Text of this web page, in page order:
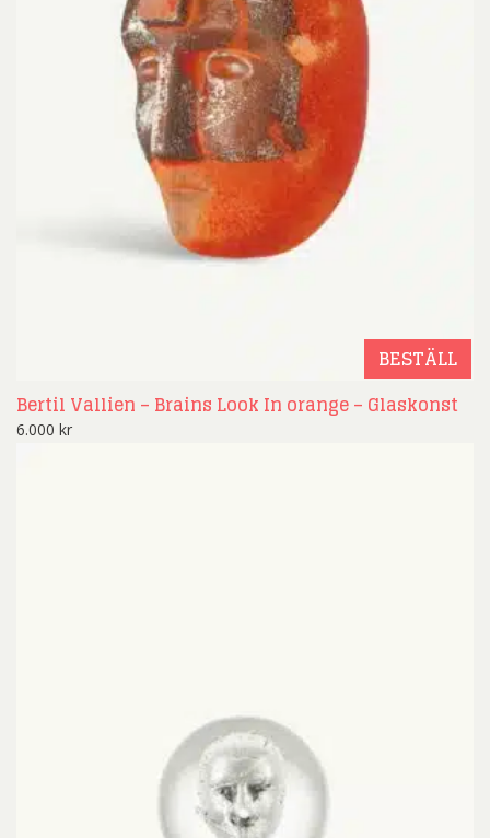
BESTÄLL
Bertil Vallien – Brains Look In orange – Glaskonst
6.000 kr